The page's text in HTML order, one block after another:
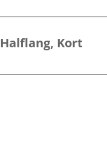
Halflang, Kort